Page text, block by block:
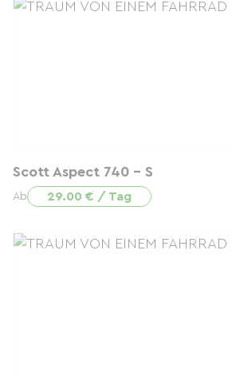
Scott Aspect 740 - S
Ab 29.00 € / Tag